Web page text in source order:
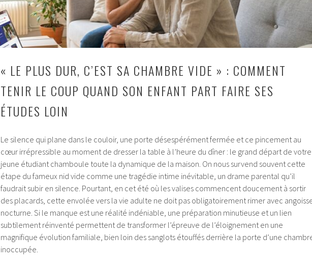
« LE PLUS DUR, C’EST SA CHAMBRE VIDE » : COMMENT
TENIR LE COUP QUAND SON ENFANT PART FAIRE SES
ÉTUDES LOIN
Le silence qui plane dans le couloir, une porte désespérément fermée et ce pincement au
cœur irrépressible au moment de dresser la table à l’heure du dîner : le grand départ de votre
jeune étudiant chamboule toute la dynamique de la maison. On nous survend souvent cette
étape du fameux nid vide comme une tragédie intime inévitable, un drame parental qu’il
faudrait subir en silence. Pourtant, en cet été où les valises commencent doucement à sortir
des placards, cette envolée vers la vie adulte ne doit pas obligatoirement rimer avec
nocturne. Si le manque est une réalité indéniable, une préparation minutieuse et un lien
subtilement réinventé permettent de transformer l’épreuve de l’éloignement en une
magnifique évolution familiale, bien loin des sanglots étouffés derrière la porte d’une
inoccupée.